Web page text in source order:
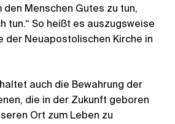
den Menschen Gutes zu tun,
tun.“ So heißt es auszugsweise
der Neuapostolischen Kirche in
auch die Bewahrung der
die in der Zukunft geboren
Ort zum Leben zu